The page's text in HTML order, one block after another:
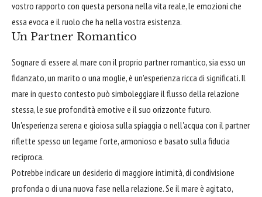
vostro rapporto con questa persona nella vita reale, le emozioni che
essa evoca e il ruolo che ha nella vostra esistenza.
Un Partner Romantico
Sognare di essere al mare con il proprio partner romantico, sia esso un
fidanzato, un marito o una moglie, è un'esperienza ricca di significati. Il
mare in questo contesto può simboleggiare il flusso della relazione
stessa, le sue profondità emotive e il suo orizzonte futuro.
Un'esperienza serena e gioiosa sulla spiaggia o nell'acqua con il partner
riflette spesso un legame forte, armonioso e basato sulla fiducia
reciproca.
Potrebbe indicare un desiderio di maggiore intimità, di condivisione
profonda o di una nuova fase nella relazione. Se il mare è agitato,